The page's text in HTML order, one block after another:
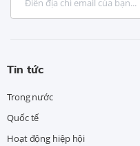
Tin tức
Trong nước
Quốc tế
Hoạt động hiệp hội